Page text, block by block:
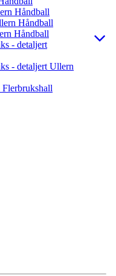
Håndball
Håndball
Håndball
- detaljert
- detaljert Ullern